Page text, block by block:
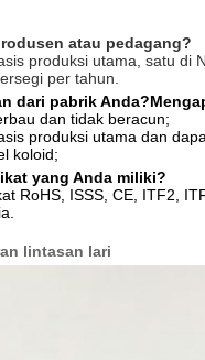
atau pedagang?
produksi utama, satu di
per tahun.
dari pabrik
dan tidak beracun;
produksi utama dan
koloid;
yang Anda miliki?
RoHS, ISSS, CE, ITF2,
lintasan lari